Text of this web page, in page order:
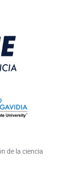
de la ciencia